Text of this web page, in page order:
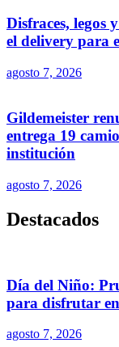
Disfraces, legos
el delivery para
agosto 7, 2026
Gildemeister
entrega 19
institución
agosto 7, 2026
Destacados
Día del Niño:
para disfrutar
agosto 7, 2026